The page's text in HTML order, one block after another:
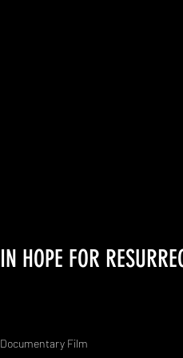
IN HOPE FOR
Documentary Film